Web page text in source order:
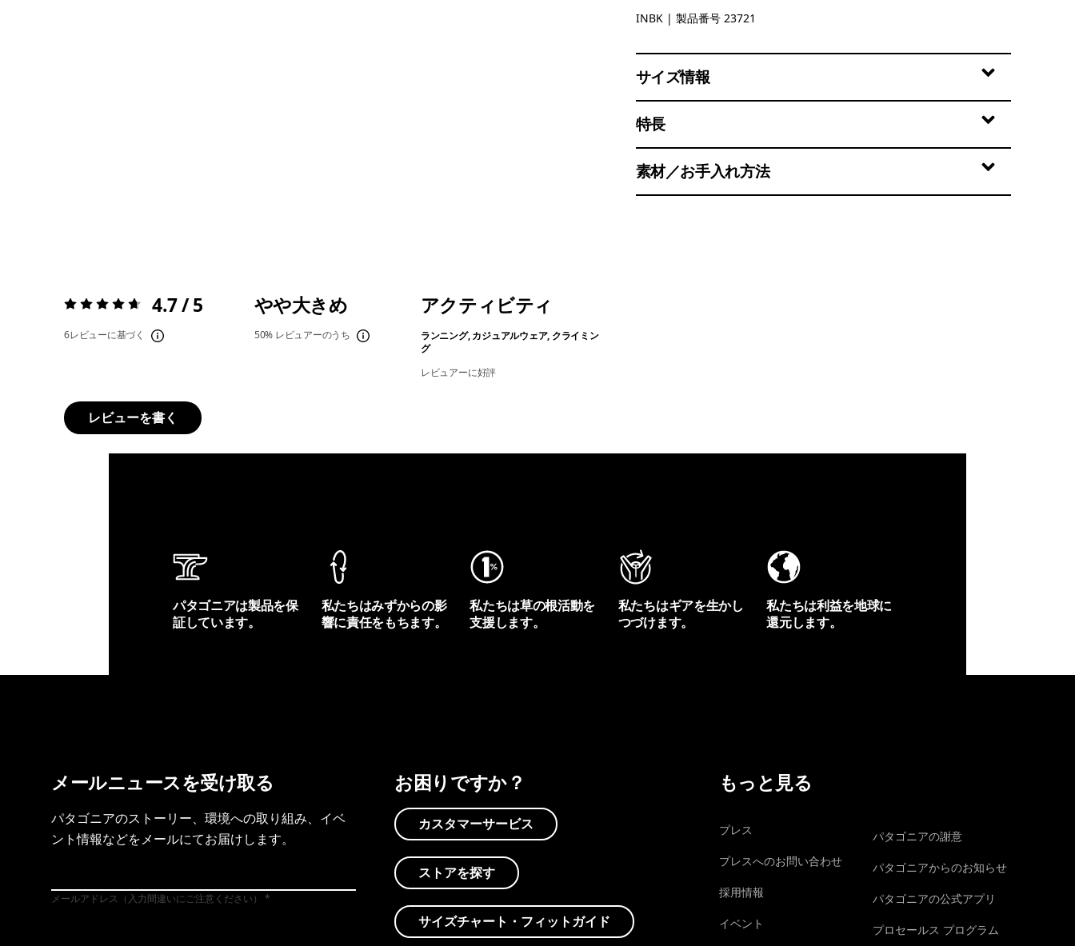
Ink Black
INBK | 製品番号 23721
サイズ情報
特長
素材／お手入れ方法
評価:4.7 / 5 4.7 / 5
6レビューに基づく
やや大きめ
50% レビュアーのうち
アクティビティ
ランニング, カジュアルウェア, クライミン
グ
レビュアーに好評
レビューを書く
パタゴニアは製品を保
証しています。
私たちはみずからの影
響に責任をもちます。
私たちは草の根活動を
支援します。
私たちはギアを生かし
つづけます。
私たちは利益を地球に
還元します。
メールニュースを受け取る
パタゴニアのストーリー、環境への取り組み、イベ
ント情報などをメールにてお届けします。
メールアドレス（入力間違いにご注意ください）
お困りですか？
カスタマーサービス
ストアを探す
サイズチャート・フィットガイド
もっと見る
プレス
プレスへのお問い合わせ
採用情報
イベント
パタゴニアの謝意
パタゴニアからのお知らせ
パタゴニアの公式アプリ
プロセールス プログラム